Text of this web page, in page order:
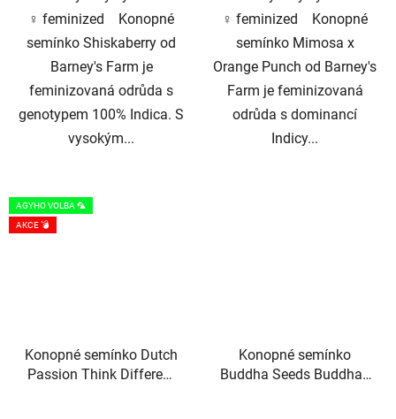
♀️ feminized Konopné
semínko Shiskaberry od
Barney's Farm je
feminizovaná odrůda s
genotypem 100% Indica. S
vysokým...
♀️ feminized Konopné
semínko Mimosa x
Orange Punch od Barney's
Farm je feminizovaná
odrůda s dominancí
Indicy...
AGYHO VOLBA 🦜
AKCE 💣
Konopné semínko Dutch
Passion Think Different
Konopné semínko
Buddha Seeds Buddha's